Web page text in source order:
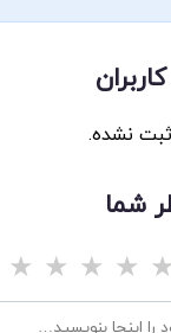
نشده.
شما
★
★
★
★
★